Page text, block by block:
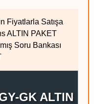
Fiyatlarla Satışa
ALTIN PAKET
Soru Bankası
GK ALTIN